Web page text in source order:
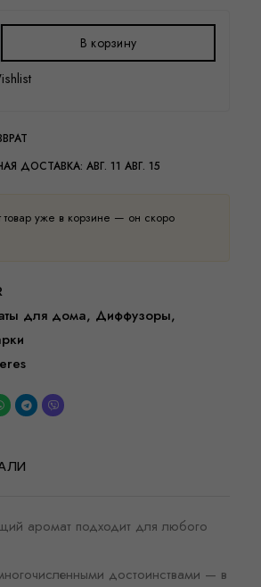
В корзину
ДОСТАВКА: АВГ. 11 АВГ. 15
товар уже в корзине — он скоро
для дома, Диффузоры,
аромат подходит для любого
достоинствами — в